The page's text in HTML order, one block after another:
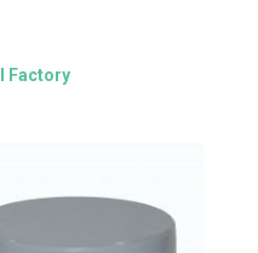
Factory